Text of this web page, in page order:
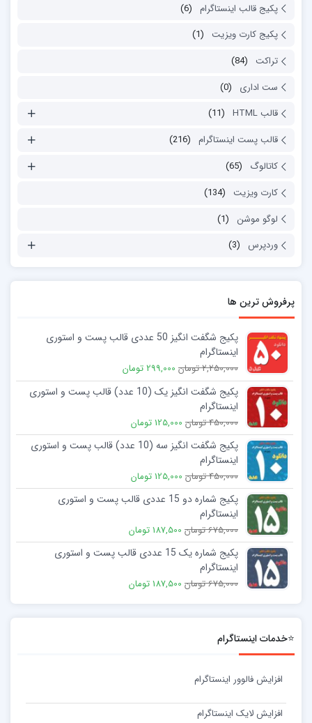
پکیج قالب اینستاگرام (6)
پکیج کارت ویزیت
(1)
تراکت
(84)
ست اداری
(0)
قالب HTML
(11)
قالب پست اینستاگرام (216)
کاتالوگ
(65)
کارت ویزیت
(134)
لوگو موشن
(1)
وردپرس
(3)
پرفروش ترین ها
پکیج شگفت انگیز 50 عددی قالب پست و استوری
اینستاگرام
2,250,000 تومان 299,000 تومان
پکیج شگفت انگیز یک (10 عدد) قالب پست و استوری
اینستاگرام
450,000 تومان 125,000 تومان
پکیج شگفت انگیز سه (10 عدد) قالب پست و استوری
اینستاگرام
450,000 تومان 125,000 تومان
پکیج شماره دو 15 عددی قالب پست و استوری
اینستاگرام
675,000 تومان 187,500 تومان
پکیج شماره یک 15 عددی قالب پست و استوری
اینستاگرام
675,000 تومان 187,500 تومان
⭐خدمات اینستاگرام
افزایش فالوور اینستاگرام
افزایش لایک اینستاگرام